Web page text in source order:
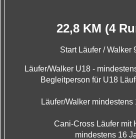
22,8 KM (4
Start Läufer / Walker
Läufer/Walker U18 -
Begleitperson für U18
Läufer/Walker mindestens
Cani-Cross Läufer mit
mindestens 16